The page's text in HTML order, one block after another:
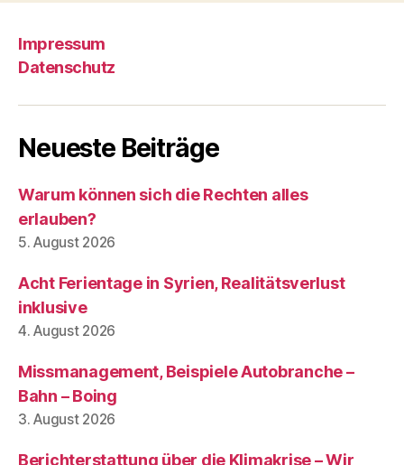
Impressum
Datenschutz
Neueste Beiträge
Warum können sich die Rechten alles
erlauben?
5. August 2026
Acht Ferientage in Syrien, Realitätsverlust
inklusive
4. August 2026
Missmanagement, Beispiele Autobranche –
Bahn – Boing
3. August 2026
Berichterstattung über die Klimakrise – Wir